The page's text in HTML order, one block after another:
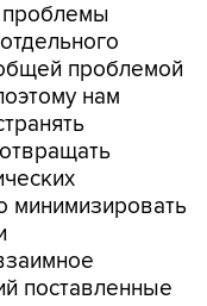
проблемой
нам
минимизировать
поставленные